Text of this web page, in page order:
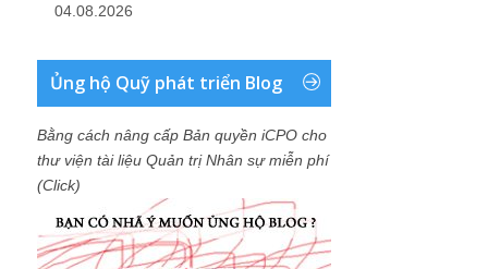
04.08.2026
Ủng hộ Quỹ phát triển Blog
Bằng cách nâng cấp Bản quyền iCPO cho
thư viện tài liệu Quản trị Nhân sự miễn phí
(Click)